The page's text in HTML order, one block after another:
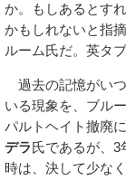
か。もしあるとす
かもしれないと指
ルーム氏だ。英タ
過去の記憶がい
いる現象を、ブル
パルトヘイト撤廃
デラ氏であるが、3
時は、決して少な